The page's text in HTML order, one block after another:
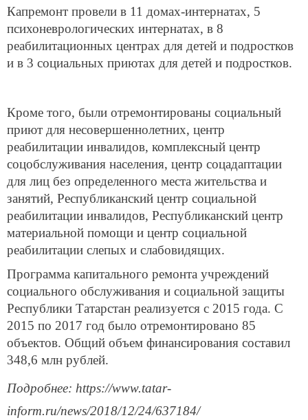
Капремонт провели в 11 домах-интернатах, 5
психоневрологических интернатах, в 8
реабилитационных центрах для детей и подростков
и в 3 социальных приютах для детей и подростков.
Кроме того, были отремонтированы социальный
приют для несовершеннолетних, центр
реабилитации инвалидов, комплексный центр
соцобслуживания населения, центр соцадаптации
для лиц без определенного места жительства и
занятий, Республиканский центр социальной
реабилитации инвалидов, Республиканский центр
материальной помощи и центр социальной
реабилитации слепых и слабовидящих.
Программа капитального ремонта учреждений
социального обслуживания и социальной защиты
Республики Татарстан реализуется с 2015 года. С
2015 по 2017 год было отремонтировано 85
объектов. Общий объем финансирования составил
348,6 млн рублей.
Подробнее: https://www.tatar-
inform.ru/news/2018/12/24/637184/